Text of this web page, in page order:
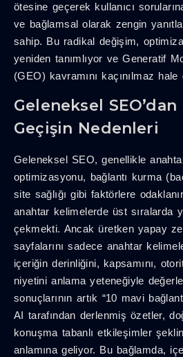
ötesine geçerek kullanıcı
ve bağlamsal olarak zengin
sahip. Bu radikal değişim,
yeniden tanımlıyor ve Generatif
(GEO) kavramını kaçınılmaz hale
Geleneksel SEO’dan
Geçişin Nedenleri
Geleneksel SEO, genellikle
optimizasyonu, bağlantı kurma
site sağlığı gibi faktörlere
anahtar kelimelerde üst sıralarda
çekmekti. Ancak üretken yapay
sayfalarını sadece anahtar
içeriğin derinliğini, kapsamını,
niyetini anlama yeteneğiyle
sonuçlarının artık “10 mavi
AI tarafından derlenmiş özetler,
konuşma tabanlı etkileşimler
anlamına geliyor. Bu bağlamda,